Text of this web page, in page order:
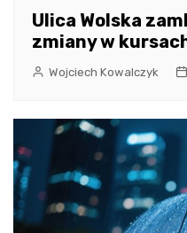
Ulica Wolska
zmiany w
Wojciech Kowalczyk